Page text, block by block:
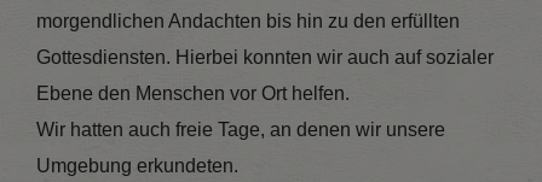
morgendlichen Andachten bis hin zu den erfüllten
Gottesdiensten. Hierbei konnten wir auch auf sozialer
Ebene den Menschen vor Ort helfen.
Wir hatten auch freie Tage, an denen wir unsere
Umgebung erkundeten.